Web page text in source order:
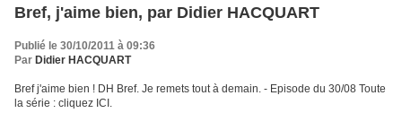
Bref, j'aime bien, par Didier HACQUART
Publié le 30/10/2011 à 09:36
Par Didier HACQUART
Bref j'aime bien ! DH Bref. Je remets tout à demain. - Episode du 30/08 Toute
la série : cliquez ICI.